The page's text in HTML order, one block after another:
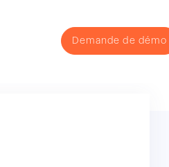
Demande de démo